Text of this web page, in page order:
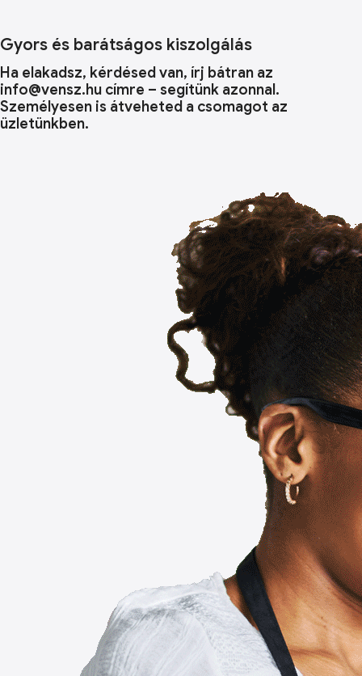
Gyors és barátságos kiszolgálás
Ha elakadsz, kérdésed van, írj bátran az
info@vensz.hu címre – segítünk azonnal.
Személyesen is átveheted a csomagot az
üzletünkben.